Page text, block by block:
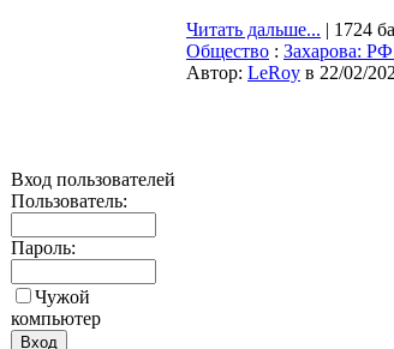
Вход пользователей
Пользователь:
Пароль:
Чужой
компьютер
Читать дальше... | 1724
Общество : Захарова:
Автор: LeRoy в 22/02/